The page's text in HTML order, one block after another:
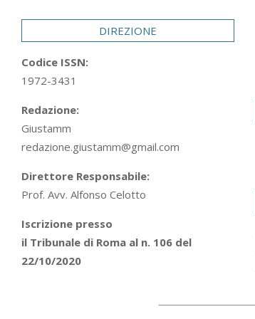
DIREZIONE
Codice ISSN:
1972-3431
Redazione:
Giustamm
redazione.giustamm@gmail.com
Direttore Responsabile:
Prof. Avv. Alfonso Celotto
Iscrizione presso
il Tribunale di Roma al n. 106 del
22/10/2020